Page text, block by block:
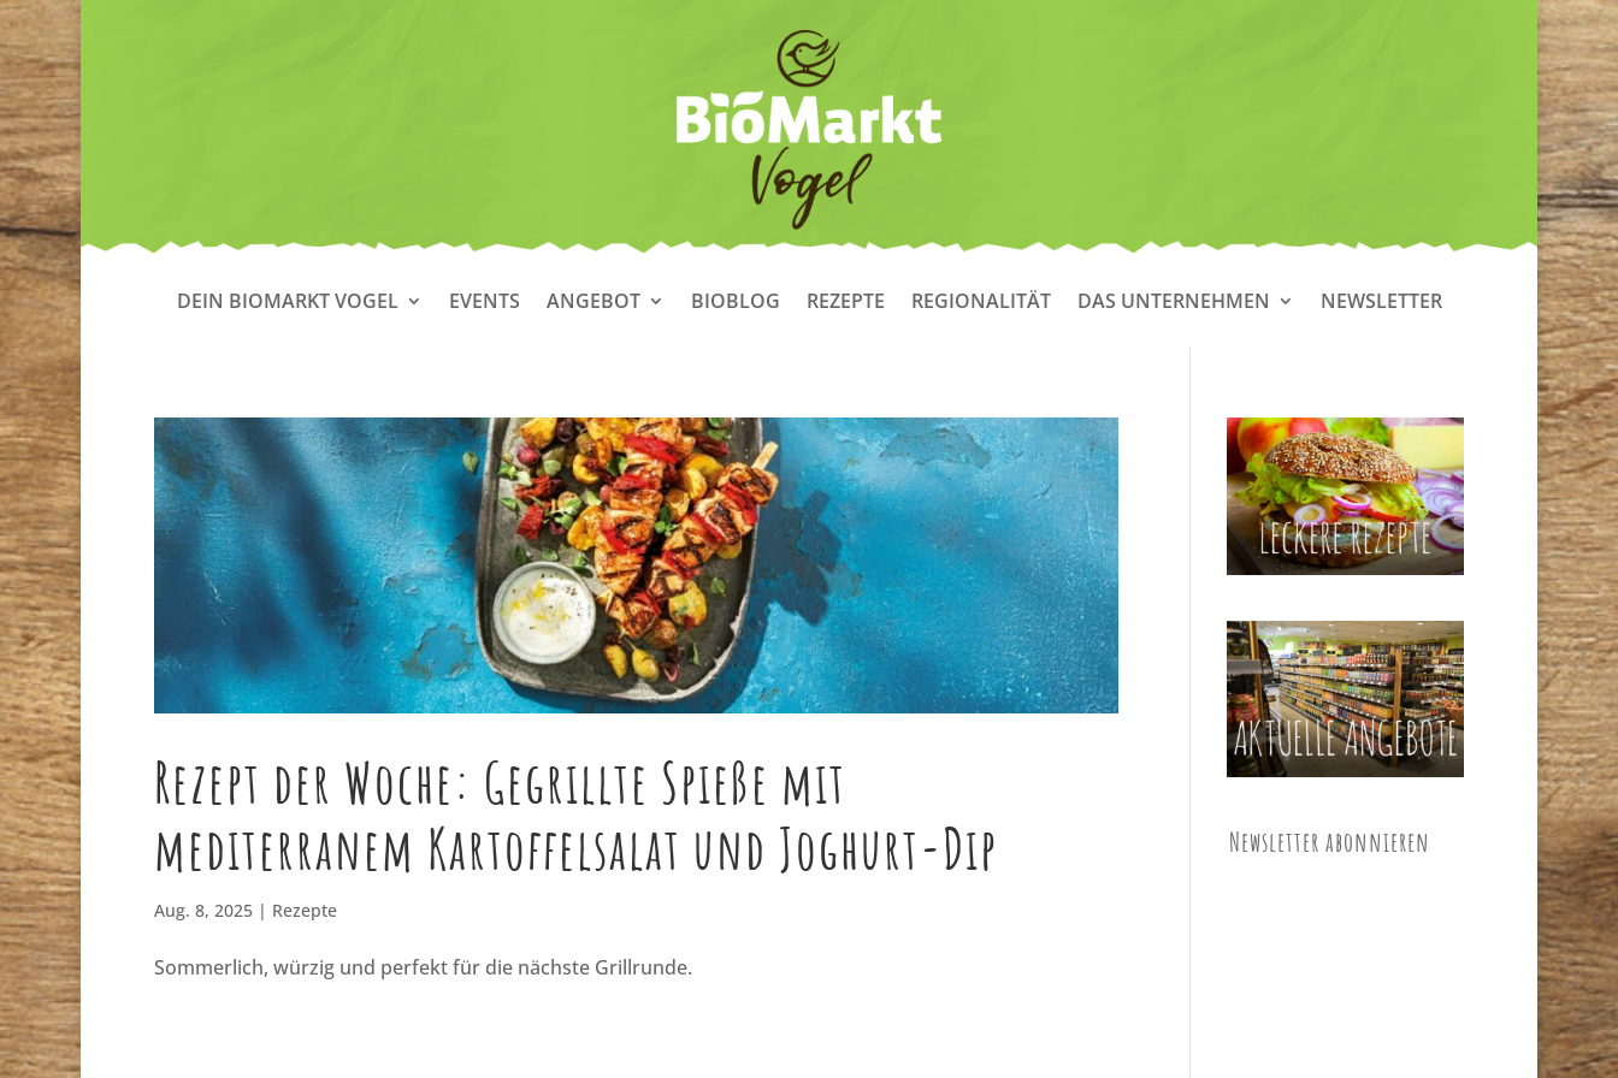
DEIN BIOMARKT VOGEL EVENTS ANGEBOT BIOBLOG REZEPTE REGIONALITÄT DAS UNTERNEHMEN NEWSLETTER
Rezept der Woche: Gegrillte Spieße mit
mediterranem Kartoffelsalat und Joghurt-Dip
Aug. 8, 2025| Rezepte
Sommerlich, würzig und perfekt für die nächste Grillrunde.
Newsletter abonnieren